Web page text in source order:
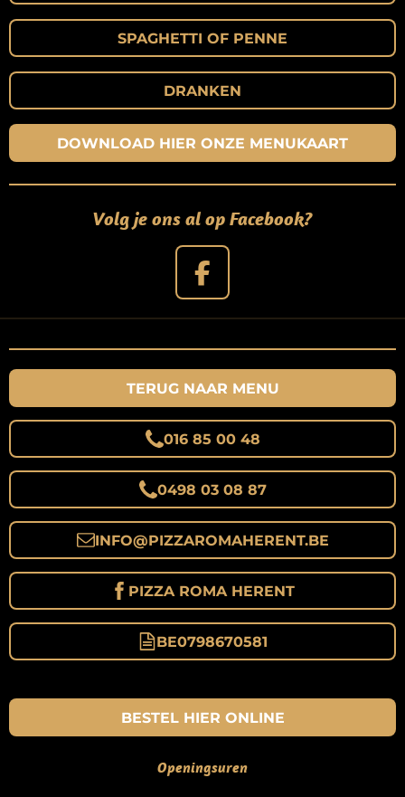
SPAGHETTI OF PENNE
DRANKEN
DOWNLOAD HIER ONZE MENUKAART
Volg je ons al op Facebook?
F
A
E
B
O
O
K
TERUG NAAR MENU
016 85 00 48
0498 03 08 87
INFO@PIZZAROMAHERENT.BE
PIZZA ROMA HERENT
BE0798670581
BESTEL HIER ONLINE
Openingsuren